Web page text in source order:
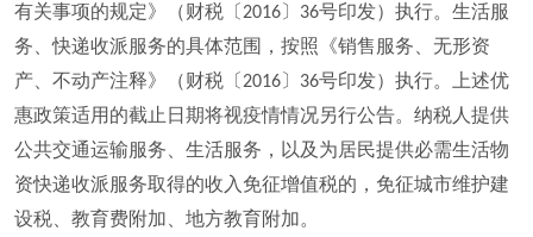
有关事项的规定》（财税〔2016〕 36号印发）执行。生活服
务、快递收派服务的具体范围，按照《销售服务、无形资
产、不动产注释》（财税〔2016〕 36号印发）执行。上述优
惠政策适用的截止日期将视疫情情况另行公告。纳税人提供
公共交通运输服务、生活服务，以及为居民提供必需生活物
资快递收派服务取得的收入免征增值税的，免征城市维护建
设税、教育费附加、地方教育附加。